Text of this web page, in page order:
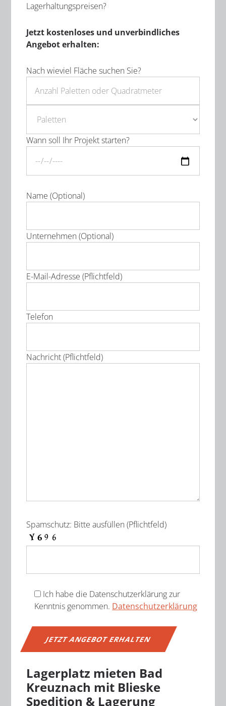
Lagerhaltungspreisen?
Jetzt kostenloses und unverbindliches
Angebot erhalten:
Nach wieviel Fläche suchen Sie?
Wann soll Ihr Projekt starten?
Name (Optional)
Unternehmen (Optional)
E-Mail-Adresse (Pflichtfeld)
Telefon
Nachricht (Pflichtfeld)
Spamschutz: Bitte ausfüllen (Pflichtfeld)
Ich habe die Datenschutzerklärung zur
Kenntnis genommen. Datenschutzerklärung
Alternative:
Lagerplatz mieten Bad
Kreuznach mit Blieske
Spedition & Lagerung